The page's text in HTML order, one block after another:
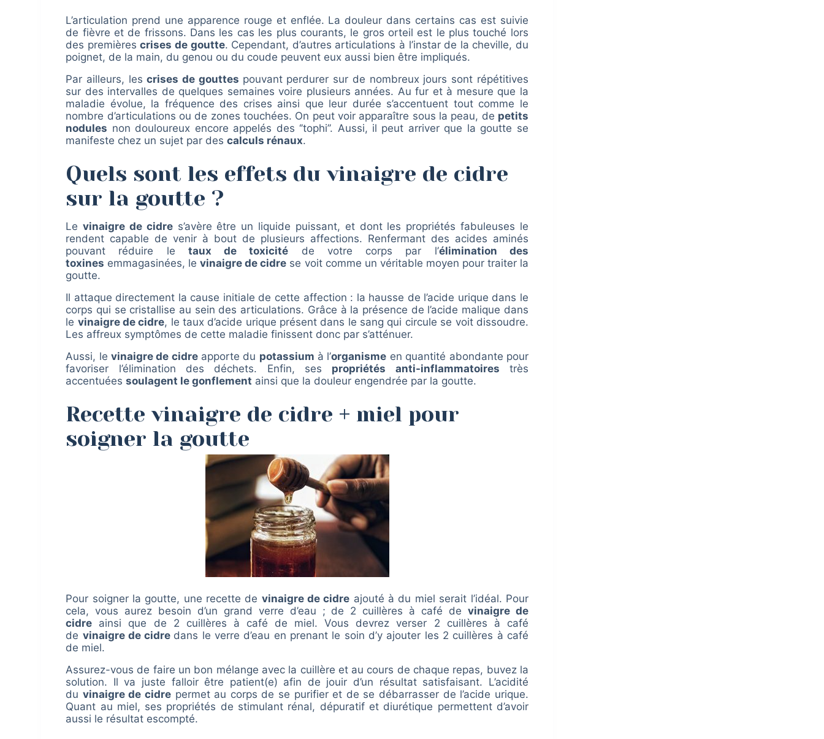
L’articulation prend une apparence rouge et enflée. La douleur dans certains cas est suivie
de fièvre et de frissons. Dans les cas les plus courants, le gros orteil est le plus touché lors
des premièrescrises de goutte. Cependant, d’autres articulations à l’instar de la cheville, du
poignet, de la main, du genou ou du coude peuvent eux aussi bien être impliqués.
Par ailleurs, lescrises de gouttes pouvant perdurer sur de nombreux jours sont répétitives
sur des intervalles de quelques semaines voire plusieurs années. Au fur et à mesure que la
maladie évolue, la fréquence des crises ainsi que leur durée s’accentuent tout comme le
nombre d’articulations ou de zones touchées. On peut voir apparaître sous la peau, de petits
nodules non douloureux encore appelés des ‘’tophi’’. Aussi, il peut arriver que la goutte se
manifeste chez un sujet par descalculs rénaux.
Quels sont les effets du vinaigre de cidre
sur la goutte ?
Levinaigre de cidres’avère être un liquide puissant, et dont les propriétés fabuleuses le
rendent capable de venir à bout de plusieurs affections. Renfermant des acides aminés
pouvant réduire le taux de toxicité de votre corps par l’élimination des
toxines emmagasinées, levinaigre de cidre se voit comme un véritable moyen pour traiter la
goutte.
Il attaque directement la cause initiale de cette affection : la hausse de l’acide urique dans le
corps qui se cristallise au sein des articulations. Grâce à la présence de l’acide malique dans
le vinaigre de cidre, le taux d’acide urique présent dans le sang qui circule se voit dissoudre.
Les affreux symptômes de cette maladie finissent donc par s’atténuer.
Aussi, le vinaigre de cidreapporte du potassium à l’organisme en quantité abondante pour
favoriser l’élimination des déchets. Enfin, ses propriétés anti-inflammatoires très
accentuéessoulagent le gonflement ainsi que la douleur engendrée par la goutte.
Recette vinaigre de cidre + miel pour
soigner la goutte
Pour soigner la goutte, une recette de vinaigre de cidre ajouté à du miel serait l’idéal. Pour
cela, vous aurez besoin d’un grand verre d’eau ; de 2 cuillères à café de vinaigre de
cidre ainsi que de 2 cuillères à café de miel. Vous devrez verser 2 cuillères à café
de vinaigre de cidre dans le verre d’eau en prenant le soin d’y ajouter les 2 cuillères à café
de miel.
Assurez-vous de faire un bon mélange avec la cuillère et au cours de chaque repas, buvez la
solution. Il va juste falloir être patient(e) afin de jouir d’un résultat satisfaisant. L’acidité
du vinaigre de cidre permet au corps de se purifier et de se débarrasser de l’acide urique.
Quant au miel, ses propriétés de stimulant rénal, dépuratif et diurétique permettent d’avoir
aussi le résultat escompté.